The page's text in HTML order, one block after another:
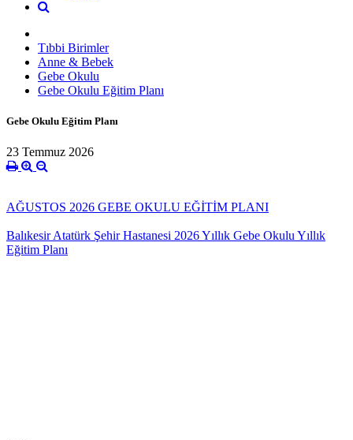
Tıbbi Birimler
Anne & Bebek
Gebe Okulu
Gebe Okulu Eğitim Planı
Gebe Okulu Eğitim Planı
23 Temmuz 2026
AĞUSTOS 2026 GEBE OKULU EĞİTİM PLANI
Balıkesir Atatürk Şehir Hastanesi 2026 Yıllık Gebe Okulu Yıllık
Eğitim Planı